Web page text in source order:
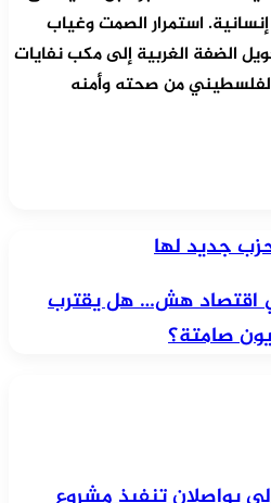
استمرار الصمت وغياب
الضفة الغربية إلى مكب نفايات
من صحته وأمنه
جديد لها
في اقتصاد هش… هل يقترب
صامتة؟